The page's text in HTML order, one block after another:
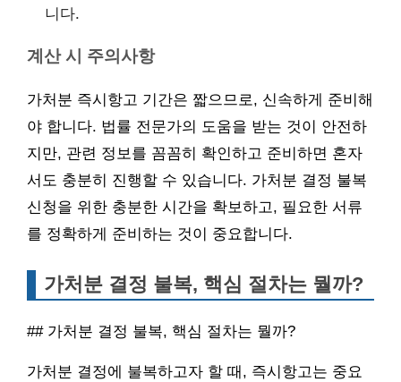
니다.
계산 시 주의사항
가처분 즉시항고 기간은 짧으므로, 신속하게 준비해
야 합니다. 법률 전문가의 도움을 받는 것이 안전하
지만, 관련 정보를 꼼꼼히 확인하고 준비하면 혼자
서도 충분히 진행할 수 있습니다. 가처분 결정 불복
신청을 위한 충분한 시간을 확보하고, 필요한 서류
를 정확하게 준비하는 것이 중요합니다.
가처분 결정 불복, 핵심 절차는 뭘까?
## 가처분 결정 불복, 핵심 절차는 뭘까?
가처분 결정에 불복하고자 할 때, 즉시항고는 중요